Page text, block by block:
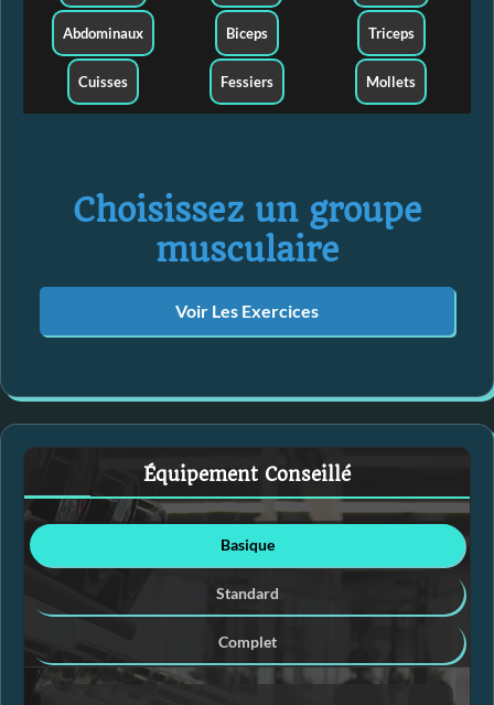
Abdominaux Biceps Triceps
Cuisses Fessiers Mollets
Choisissez un groupe
musculaire
Voir Les Exercices
Équipement Conseillé
Basique
Standard
Complet